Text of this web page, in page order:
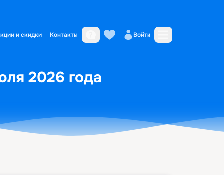
и скидки Контакты Войти
2026 года